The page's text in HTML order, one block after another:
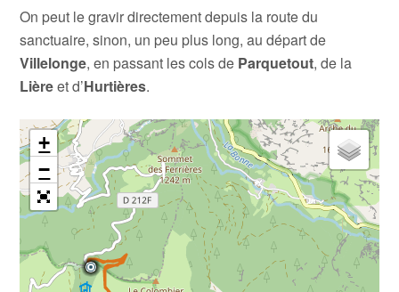
On peut le gravir directement depuis la route du
sanctuaire, sinon, un peu plus long, au départ de
Villelonge, en passant les cols de Parquetout, de la
Lièreet d’Hurtières.
+
−